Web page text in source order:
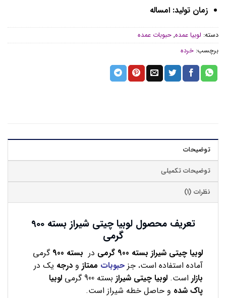
زمان تولید: امساله
دسته: لوبیا عمده, حبوبات عمده
برچسب: خرده
توضیحات
توضیحات تکمیلی
نظرات (1)
تعریف محصول لوبیا چیتی شیراز بسته 900
گرمی
لوبیا چیتی شیراز بسته 900 گرمی در بسته 900
گرمی
آماده استفاده است. جز حبوبات ممتاز و درجه یک در
بازار است. لوبیا چیتی شیراز بسته 900 گرمی
لوبیا
پاک شده و حاصل خطه شیراز است.